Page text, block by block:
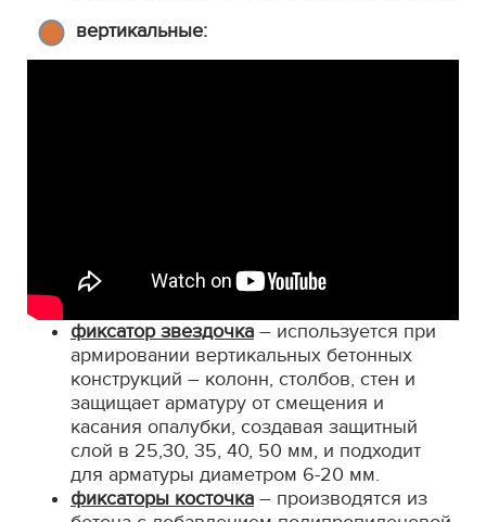
вертикальные:
фиксатор звездочка – используется при
армировании вертикальных бетонных
конструкций – колонн, столбов, стен и
защищает арматуру от смещения и
касания опалубки, создавая защитный
слой в 25,30, 35, 40, 50 мм, и подходит
для арматуры диаметром 6-20 мм.
фиксаторы косточка – производятся из